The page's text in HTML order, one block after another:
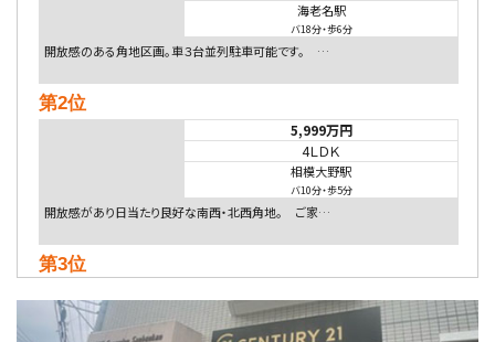
海老名駅
バ18分・歩6分
開放感のある角地区画。車３台並列駐車可能です。 …
第2位
5,999万円
4ＬＤＫ
相模大野駅
バ10分・歩5分
開放感があり日当たり良好な南西・北西角地。 ご家…
第3位
4ＬＤＫ
相模大野駅